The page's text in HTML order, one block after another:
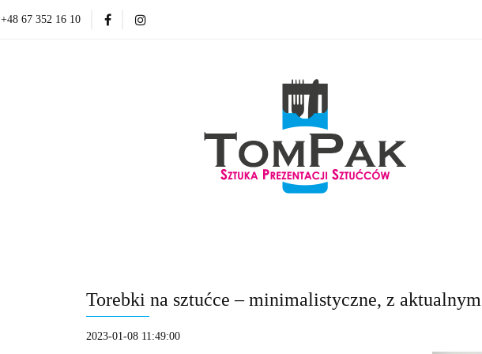
+48 67 352 16 10
Torebki na sztućce – minimalistyczne, z
2023-01-08 11:49:00